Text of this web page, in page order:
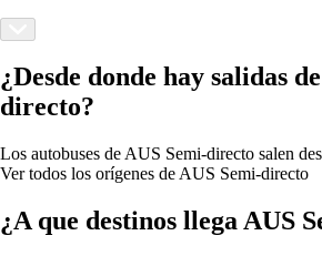
¿Desde donde hay salidas
directo?
Los autobuses de AUS Semi-directo salen
Ver todos los orígenes de AUS Semi-directo
¿A que destinos llega AUS